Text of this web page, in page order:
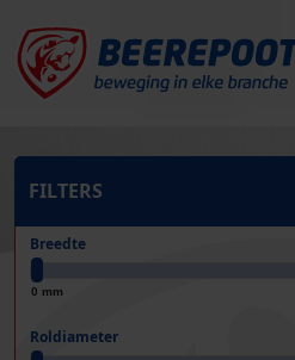
FILTERS
Breedte
0 mm
Roldiameter